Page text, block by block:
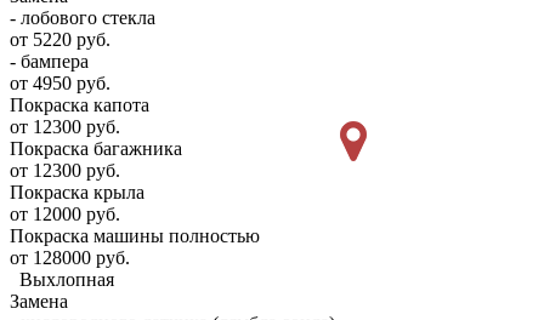
- лобового стекла
от 5220 руб.
- бампера
от 4950 руб.
Покраска капота
от 12300 руб.
Покраска багажника
от 12300 руб.
Покраска крыла
от 12000 руб.
Покраска машины полностью
от 128000 руб.
Выхлопная
Замена